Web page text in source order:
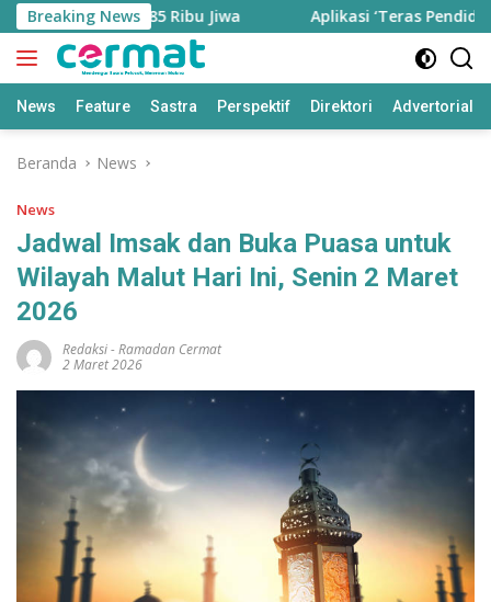
Langsung
ke
konten
Breaking News
Jadi 77,85 Ribu Jiwa Aplikasi ‘Teras Pendidikan’
News Feature Sastra Perspektif Direktori Advertorial
Beranda News
News
Jadwal Imsak dan Buka Puasa untuk
Wilayah Malut Hari Ini, Senin 2 Maret
2026
Redaksi-Ramadan Cermat
2 Maret 2026